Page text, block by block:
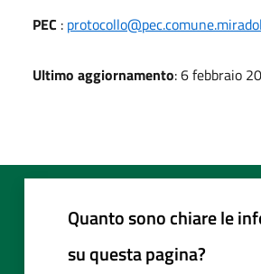
PEC :
Ultimo aggiornamento: 6 febbraio
Quanto sono chiare le
su questa pagina?